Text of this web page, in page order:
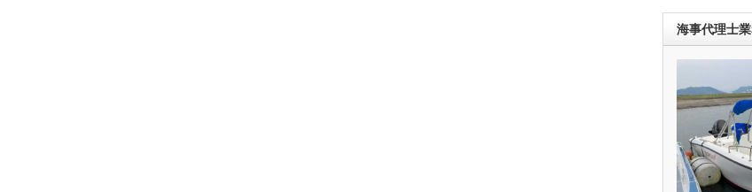
海事代理士